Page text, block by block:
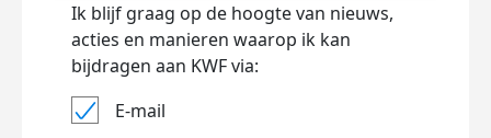
Ik blijf graag op de hoogte van nieuws,
acties en manieren waarop ik kan
bijdragen aan KWF via:
E-mail